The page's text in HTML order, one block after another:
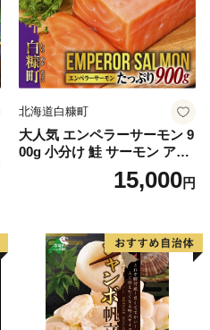
北海道白糠町
大人気 エンペラーサーモン 9
00g 小分け 鮭 サーモン アト
ランティックサーモン 水産
庁長官賞 受賞 さけ シャケ し
満足 美味しい 贈答 生食用 刺
身 お刺身 刺し身 魚介類 海鮮
冷凍 厚切り 薄切り ふるさと
納税 ふるさとチョイス チョ
イス 北海道 白糠町
15,000円